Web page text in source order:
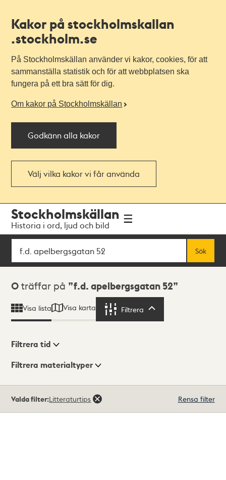
Kakor på stockholmskallan
.stockholm.se
På Stockholmskällan använder vi kakor, cookies, för att
sammanställa statistik och för att webbplatsen ska
fungera på ett bra sätt för dig.
Om kakor på Stockholmskällan
Godkänn alla kakor
Välj vilka kakor vi får använda
navigationen
huvudinnehållet
Stockholmskällan
Historia i ord, ljud och bild
Sök
Sök
Sökresultat
0 träffar på f.d. apelbergsgatan 52
Visa lista Visa karta Filtrera
Visningsläge
Filtrera tid
Filtrera materialtyper
träffar
Valda filter:Litteraturtips Rensa filter